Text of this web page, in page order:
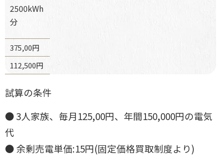
2500kWh
分
375,00円
112,500円
試算の条件
● 3人家族、毎月125,00円、年間150,000円の電気
代
● 余剰売電単価:15円(固定価格買取制度より)